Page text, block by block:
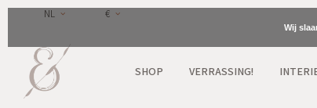
NL €
SHOP VERRASSING!
Wij